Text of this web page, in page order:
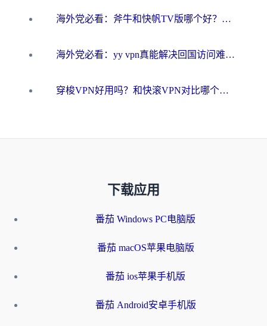
海外党必看：斧牛和快帆TV版哪个好？3分钟选对回国加速器，无缝刷B站、追热剧
海外党必看：yy vpn真能解决回国访问难题？附云极initap测评+免费方案对比
穿梭VPN好用吗？和快滚VPN对比哪个回国效果更好？海外党选回国加速器必看指南
下载应用
番茄 Windows PC电脑版
番茄 macOS苹果电脑版
番茄 ios苹果手机版
番茄 Android安卓手机版